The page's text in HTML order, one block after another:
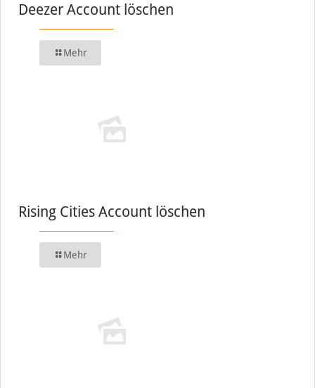
Deezer Account löschen
Mehr
Rising Cities Account löschen
Mehr